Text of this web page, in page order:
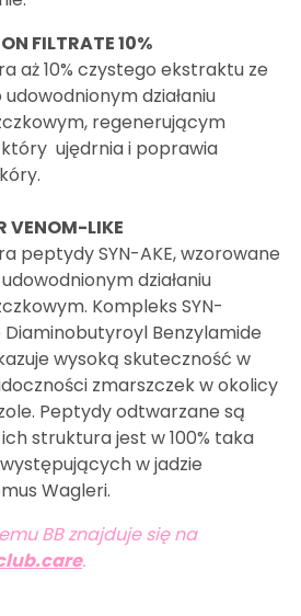
FILTRATE 10%
aż 10% czystego ekstraktu ze
udowodnionym działaniu
regenerującym
ujędrnia i poprawia
VENOM-LIKE
peptydy SYN-AKE, wzorowane
działaniu
Kompleks SYN-
Diaminobutyroyl Benzylamide
wysoką skuteczność w
zmarszczek w okolicy
Peptydy odtwarzane są
struktura jest w 100% taka
w jadzie
Wagleri.
BB znajduje się na
.